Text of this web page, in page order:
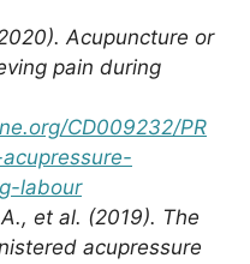
Acupuncture or
pain during
CD009232/PR
labour
et al. (2019). The
acupressure